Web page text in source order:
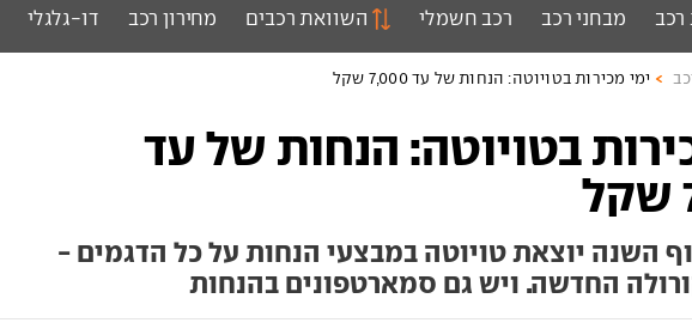
מבחני רכב רכב חשמלי השוואת רכבים מחירון רכב דו-גלגלי
ימי מכירות בטויוטה: הנחות של עד 7,000 שקל
בטויוטה: הנחות של עד
השנה יוצאת טויוטה במבצעי הנחות על כל הדגמים -
החדשה. ויש גם סמארטפונים בהנחות